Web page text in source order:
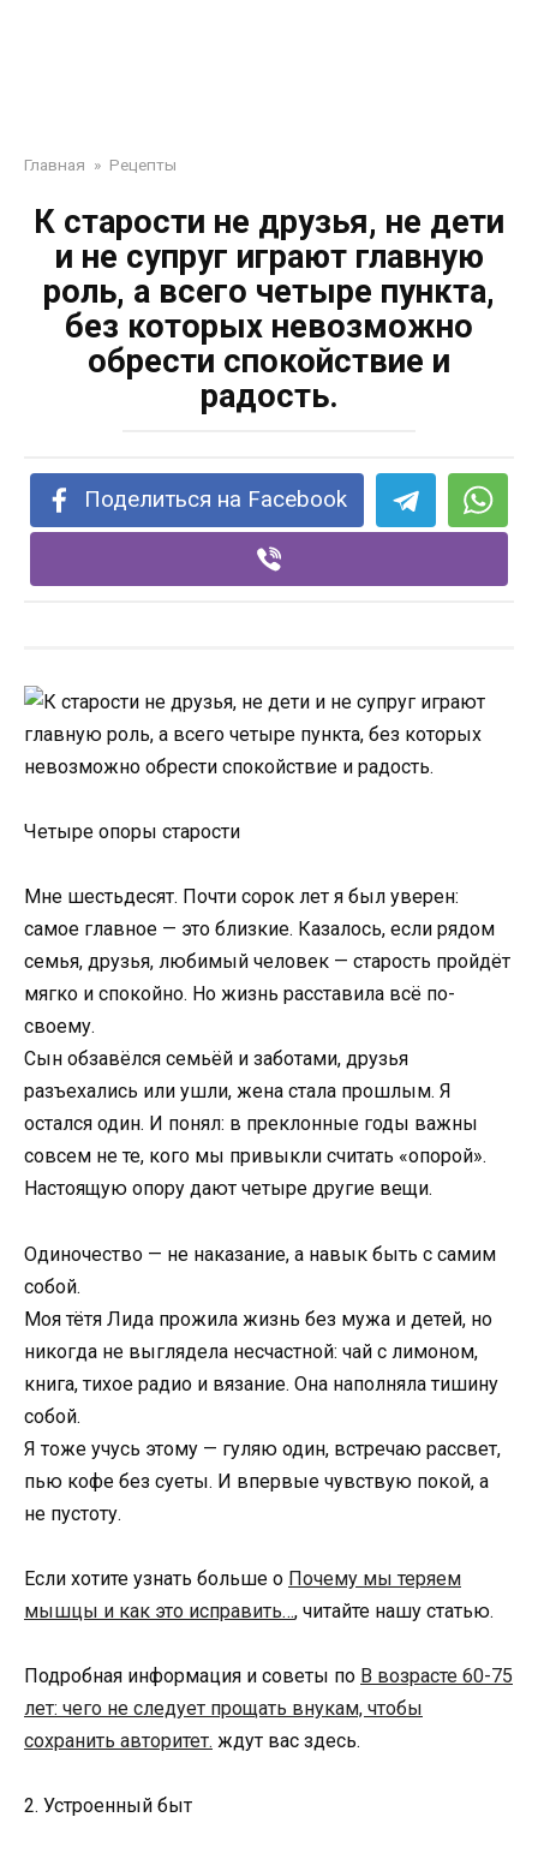
Главная » Рецепты
К старости не друзья, не дети
и не супруг играют главную
роль, а всего четыре пункта,
без которых невозможно
обрести спокойствие и
радость.
Поделиться на Facebook
Четыре опоры старости
Мне шестьдесят. Почти сорок лет я был уверен:
самое главное — это близкие. Казалось, если рядом
семья, друзья, любимый человек — старость пройдёт
мягко и спокойно. Но жизнь расставила всё по-
своему.
Сын обзавёлся семьёй и заботами, друзья
разъехались или ушли, жена стала прошлым. Я
остался один. И понял: в преклонные годы важны
совсем не те, кого мы привыкли считать «опорой».
Настоящую опору дают четыре другие вещи.
Одиночество — не наказание, а навык быть с самим
собой.
Моя тётя Лида прожила жизнь без мужа и детей, но
никогда не выглядела несчастной: чай с лимоном,
книга, тихое радио и вязание. Она наполняла тишину
собой.
Я тоже учусь этому — гуляю один, встречаю рассвет,
пью кофе без суеты. И впервые чувствую покой, а
не пустоту.
Если хотите узнать больше о Почему мы теряем
мышцы и как это исправить…, читайте нашу статью.
Подробная информация и советы по В возрасте 60-75
лет: чего не следует прощать внукам, чтобы
сохранить авторитет. ждут вас здесь.
2. Устроенный быт